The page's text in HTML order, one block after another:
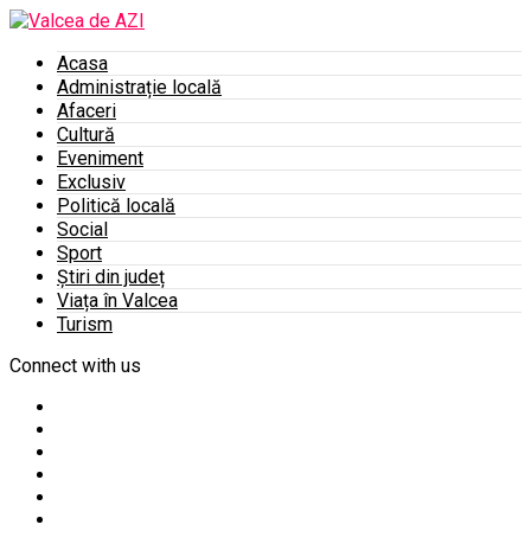
Acasa
Administrație locală
Afaceri
Cultură
Eveniment
Exclusiv
Politică locală
Social
Sport
Știri din județ
Viața în Valcea
Turism
Connect with us